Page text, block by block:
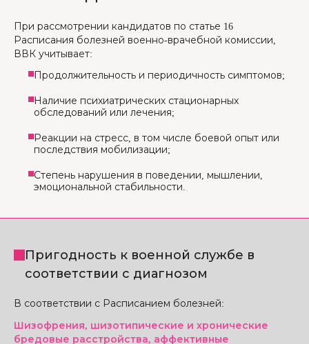
При рассмотрении кандидатов по статье 16
Расписания болезней военно-врачебной комиссии,
ВВК учитывает:
Продолжительность и периодичность симптомов;
Наличие психиатрических стационарных
обследований или лечения;
Реакции на стресс, в том числе боевой опыт или
последствия мобилизации;
Степень нарушения в поведении, мышлении,
эмоциональной стабильности.
Пригодность к военной службе в
соответствии с диагнозом
В соответствии с Расписанием болезней:
Шизофрения, шизотипические и хронические
бредовые расстройства, аффективные